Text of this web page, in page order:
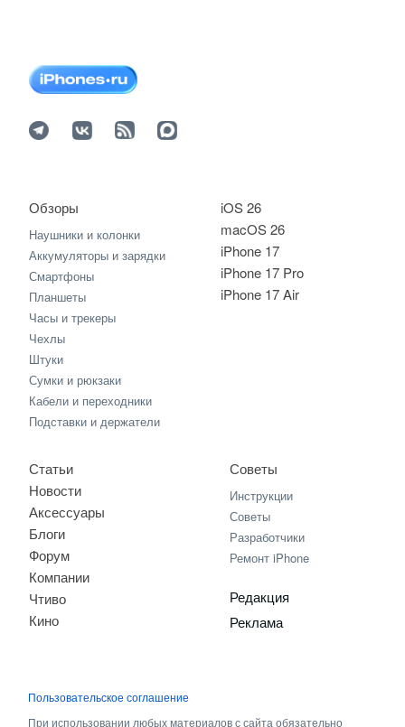
iOS 26
macOS 26
iPhone 17
iPhone 17 Pro
iPhone 17 Air
Обзоры
Наушники и колонки
Аккумуляторы и зарядки
Смартфоны
Планшеты
Часы и трекеры
Чехлы
Штуки
Сумки и рюкзаки
Кабели и переходники
Подставки и держатели
Статьи
Новости
Аксессуары
Блоги
Форум
Компании
Чтиво
Кино
Советы
Инструкции
Советы
Разработчики
Ремонт iPhone
Редакция
Реклама
Пользовательское соглашение
При использовании любых материалов с сайта обязательно